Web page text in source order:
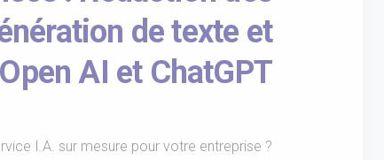
de texte et
AI et ChatGPT
I.A. sur mesure pour votre entreprise ?